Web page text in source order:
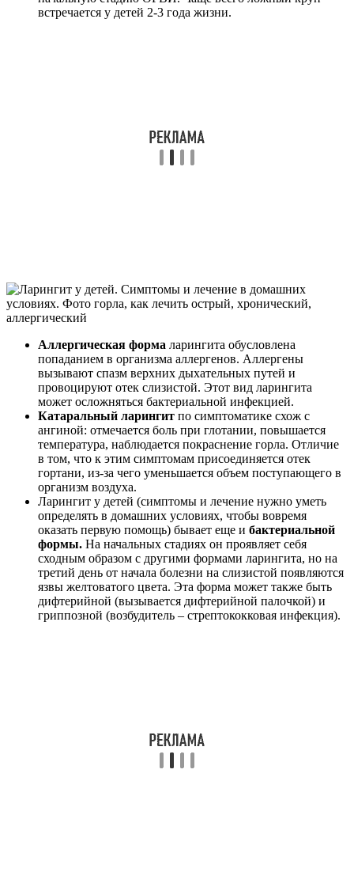
встречается у детей 2-3 года жизни.
Аллергическая форма ларингита обусловлена
попаданием в организма аллергенов. Аллергены
вызывают спазм верхних дыхательных путей и
провоцируют отек слизистой. Этот вид ларингита
может осложняться бактериальной инфекцией.
Катаральный ларингит по симптоматике схож с
ангиной: отмечается боль при глотании, повышается
температура, наблюдается покраснение горла. Отличие
в том, что к этим симптомам присоединяется отек
гортани, из-за чего уменьшается объем поступающего в
организм воздуха.
Ларингит у детей (симптомы и лечение нужно уметь
определять в домашних условиях, чтобы вовремя
оказать первую помощь) бывает еще и бактериальной
формы. На начальных стадиях он проявляет себя
сходным образом с другими формами ларингита, но на
третий день от начала болезни на слизистой появляются
язвы желтоватого цвета. Эта форма может также быть
дифтерийной (вызывается дифтерийной палочкой) и
гриппозной (возбудитель – стрептококковая инфекция).